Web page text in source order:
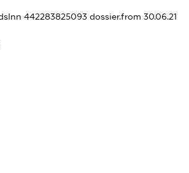
442283825093dossier.from 30.06.21